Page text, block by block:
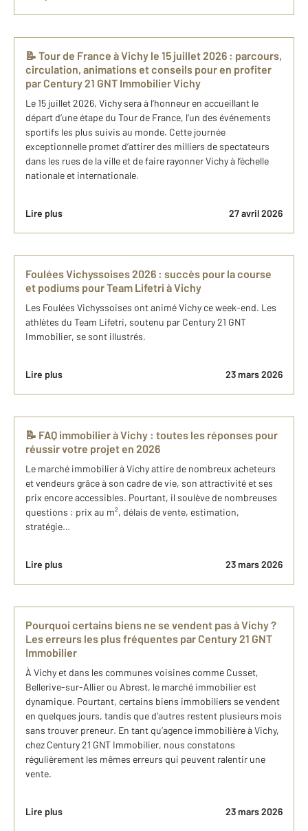
📝 Tour de France à Vichy le 15 juillet 2026 : parcours,
circulation, animations et conseils pour en profiter
par Century 21 GNT Immobilier Vichy
Le 15 juillet 2026, Vichy sera à l’honneur en accueillant le
départ d’une étape du Tour de France, l’un des événements
sportifs les plus suivis au monde. Cette journée
exceptionnelle promet d’attirer des milliers de spectateurs
dans les rues de la ville et de faire rayonner Vichy à l’échelle
nationale et internationale.
Lire plus 27 avril 2026
Foulées Vichyssoises 2026 : succès pour la course
et podiums pour Team Lifetri à Vichy
Les Foulées Vichyssoises ont animé Vichy ce week-end. Les
athlètes du Team Lifetri, soutenu par Century 21 GNT
Immobilier, se sont illustrés.
Lire plus 23 mars 2026
📝 FAQ immobilier à Vichy : toutes les réponses pour
réussir votre projet en 2026
Le marché immobilier à Vichy attire de nombreux acheteurs
et vendeurs grâce à son cadre de vie, son attractivité et ses
prix encore accessibles. Pourtant, il soulève de nombreuses
questions : prix au m², délais de vente, estimation,
stratégie…
Lire plus 23 mars 2026
Pourquoi certains biens ne se vendent pas à Vichy ?
Les erreurs les plus fréquentes par Century 21 GNT
Immobilier
À Vichy et dans les communes voisines comme Cusset,
Bellerive-sur-Allier ou Abrest, le marché immobilier est
dynamique. Pourtant, certains biens immobiliers se vendent
en quelques jours, tandis que d’autres restent plusieurs mois
sans trouver preneur. En tant qu’agence immobilière à Vichy,
chez Century 21 GNT Immobilier, nous constatons
régulièrement les mêmes erreurs qui peuvent ralentir une
vente.
Lire plus 23 mars 2026